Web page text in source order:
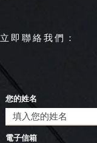
​立即聯絡我們：
您的姓名
電子信箱